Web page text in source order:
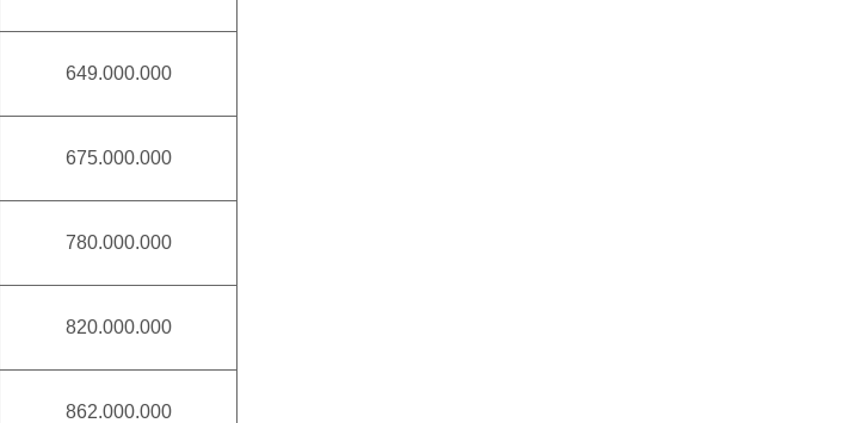
649.000.000
675.000.000
780.000.000
820.000.000
862.000.000